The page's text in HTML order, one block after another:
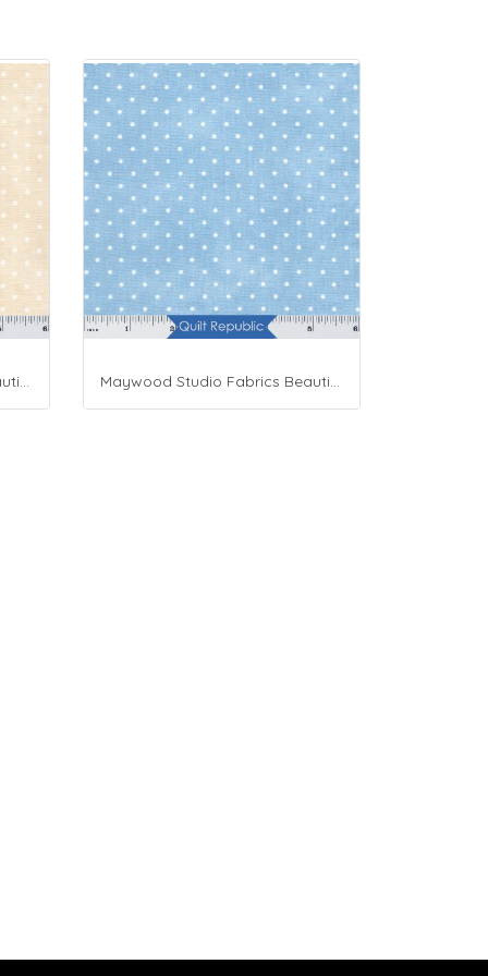
Maywood Studio Fabrics Beautiful Basics Cream Maywood Studio Fabrics Beautiful Basics Blue